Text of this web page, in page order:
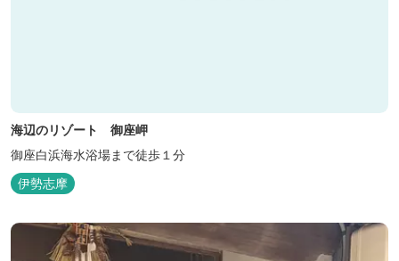
海辺のリゾート 御座岬
御座白浜海水浴場まで徒歩１分
伊勢志摩